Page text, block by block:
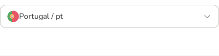
Portugal / pt